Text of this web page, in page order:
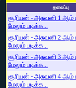
தலைப்பு
சூரியன் - அசுவனி 1 ஆம்
மேலும் படிக்க...
சூரியன் - அசுவனி 2 ஆம்
மேலும் படிக்க...
சூரியன் - அசுவனி 3 ஆம்
மேலும் படிக்க...
சூரியன் - அசுவனி 4 ஆம்
மேலும் படிக்க...